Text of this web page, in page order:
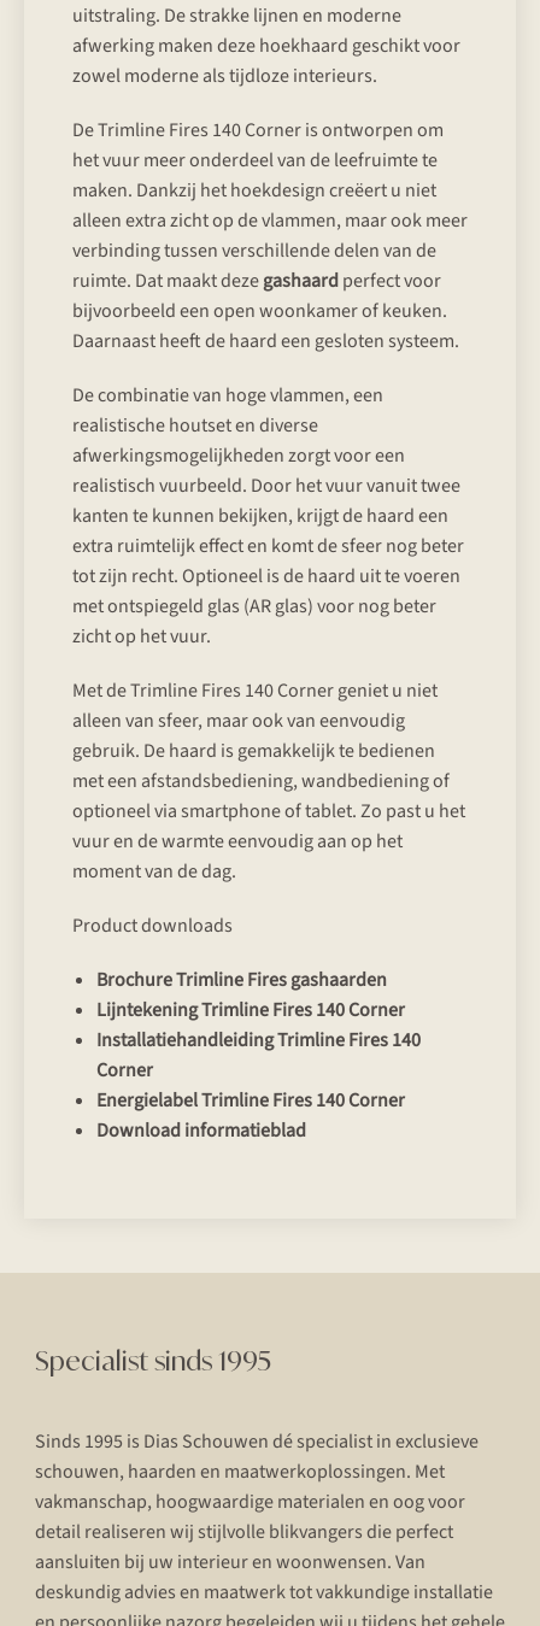
uitstraling. De strakke lijnen en moderne
afwerking maken deze hoekhaard geschikt voor
zowel moderne als tijdloze interieurs.
De Trimline Fires 140 Corner is ontworpen om
het vuur meer onderdeel van de leefruimte te
maken. Dankzij het hoekdesign creëert u niet
alleen extra zicht op de vlammen, maar ook meer
verbinding tussen verschillende delen van de
ruimte. Dat maakt dezegashaardperfect voor
bijvoorbeeld een open woonkamer of keuken.
Daarnaast heeft de haard een gesloten systeem.
De combinatie van hoge vlammen, een
realistische houtset en diverse
afwerkingsmogelijkheden zorgt voor een
realistisch vuurbeeld. Door het vuur vanuit twee
kanten te kunnen bekijken, krijgt de haard een
extra ruimtelijk effect en komt de sfeer nog beter
tot zijn recht. Optioneel is de haard uit te voeren
met ontspiegeld glas (AR glas) voor nog beter
zicht op het vuur.
Met de Trimline Fires 140 Corner geniet u niet
alleen van sfeer, maar ook van eenvoudig
gebruik. De haard is gemakkelijk te bedienen
met een afstandsbediening, wandbediening of
optioneel via smartphone of tablet. Zo past u het
vuur en de warmte eenvoudig aan op het
moment van de dag.
Product downloads
Brochure Trimline Fires gashaarden
Lijntekening Trimline Fires 140 Corner
Installatiehandleiding Trimline Fires 140
Corner
Energielabel Trimline Fires 140 Corner
Download informatieblad
Specialist sinds 1995
Sinds 1995 is Dias Schouwen dé specialist in exclusieve
schouwen, haarden en maatwerkoplossingen. Met
vakmanschap, hoogwaardige materialen en oog voor
detail realiseren wij stijlvolle blikvangers die perfect
aansluiten bij uw interieur en woonwensen. Van
deskundig advies en maatwerk tot vakkundige installatie